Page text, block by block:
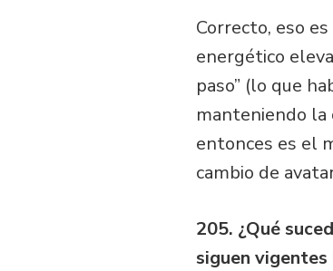
Correcto, eso
energético
paso” (lo que
manteniendo la
entonces es el
cambio de
205. ¿Qué
siguen